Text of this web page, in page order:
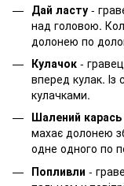
Дай ласту -
над головою.
долонею по
Кулачок -
вперед кулак.
кулачками.
Шалений карась
махає долонею
одне одного по
Попливли -